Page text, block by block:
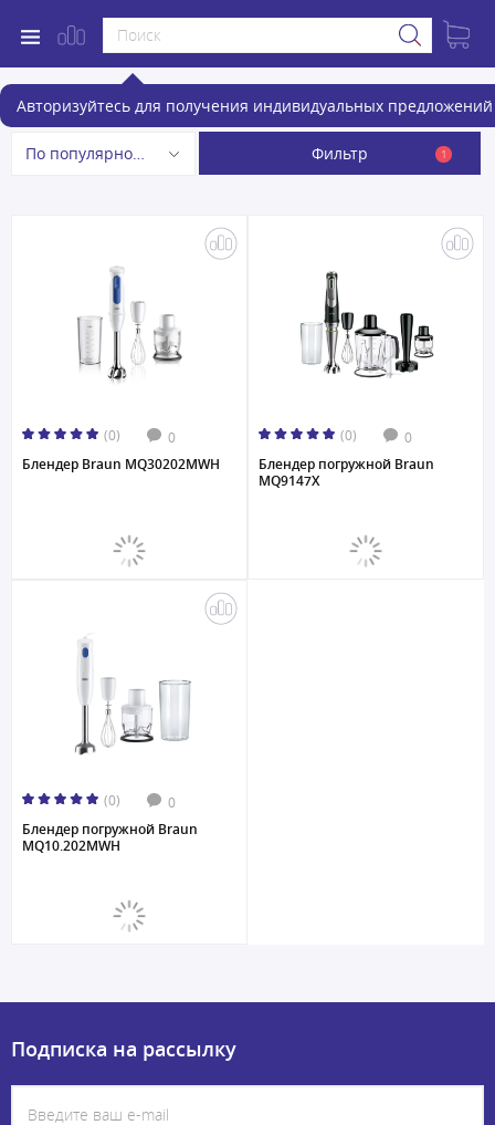
Авторизуйтесь для получения индивидуальных предложений
Блендеры
По популярности Фильтр 1
(0) 0
Блендер Braun MQ30202MWH
(0) 0
Блендер погружной Braun
MQ9147X
(0) 0
Блендер погружной Braun
MQ10.202MWH
Подписка на рассылку